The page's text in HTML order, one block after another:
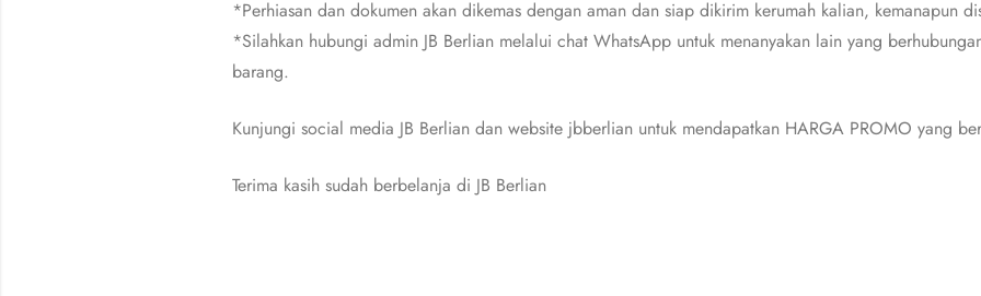
*Perhiasan dan dokumen akan dikemas dengan aman dan siap dikirim kerumah kalian, kemanapun
*Silahkan hubungi admin JB Berlian melalui chat WhatsApp untuk menanyakan lain yang
barang.
Kunjungi social media JB Berlian dan website jbberlian untuk mendapatkan HARGA PROMO yang
Terima kasih sudah berbelanja di JB Berlian